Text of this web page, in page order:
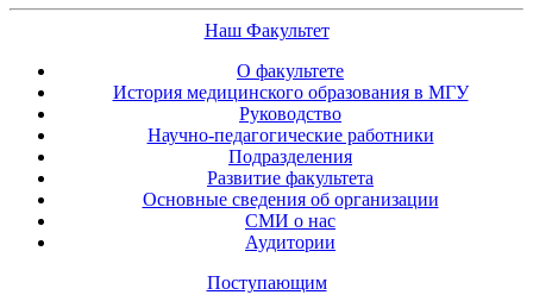
Наш Факультет
О факультете
История медицинского образования в МГУ
Руководство
Научно-педагогические работники
Подразделения
Развитие факультета
Основные сведения об организации
СМИ о нас
Аудитории
Поступающим